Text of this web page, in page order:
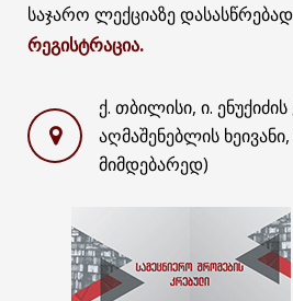
საჯარო ლექციაზე
რეგისტრაცია.
ქ. თბილისი, ი.
აღმაშენებლის
მიმდებარედ)